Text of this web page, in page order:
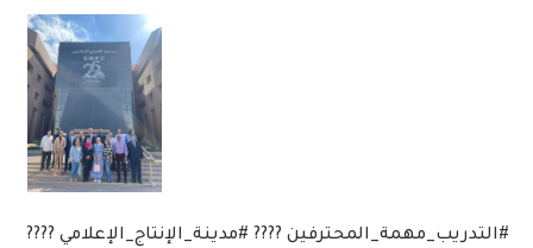
#التدريب_مهمة_المحترفين ???? #مدينة_الإنتاج_الإعلامي ????